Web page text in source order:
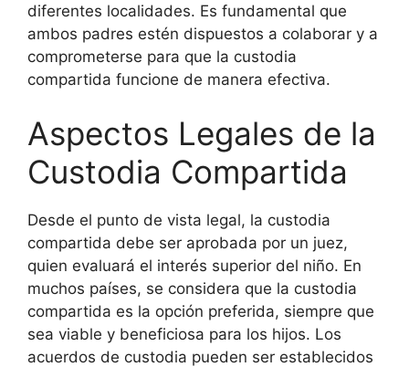
diferentes localidades. Es fundamental que
ambos padres estén dispuestos a colaborar y a
comprometerse para que la custodia
compartida funcione de manera efectiva.
Aspectos Legales de la
Custodia Compartida
Desde el punto de vista legal, la custodia
compartida debe ser aprobada por un juez,
quien evaluará el interés superior del niño. En
muchos países, se considera que la custodia
compartida es la opción preferida, siempre que
sea viable y beneficiosa para los hijos. Los
acuerdos de custodia pueden ser establecidos